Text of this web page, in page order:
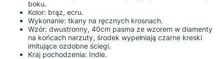
boku.
Kolor: brąz, ecru.
Wykonanie: tkany na ręcznych krosnach.
Wzór: dwustronny, 40cm pasma ze wzorem w diamenty
na końcach narzuty, środek wypełniają czarne kreski
imitujące ozdobne ściegi.
Kraj pochodzenia: Indie.